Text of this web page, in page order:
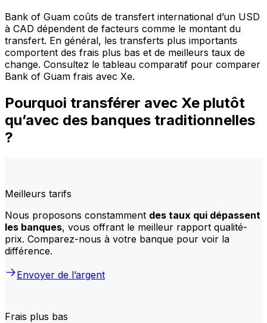
Bank of Guam coûts de transfert international d’un USD
à CAD dépendent de facteurs comme le montant du
transfert. En général, les transferts plus importants
comportent des frais plus bas et de meilleurs taux de
change. Consultez le tableau comparatif pour comparer
Bank of Guam frais avec Xe.
Pourquoi transférer avec Xe plutôt
qu’avec des banques traditionnelles
?
Meilleurs tarifs
Nous proposons constamment des taux qui dépassent
les banques, vous offrant le meilleur rapport qualité-
prix. Comparez-nous à votre banque pour voir la
différence.
Envoyer de l’argent
Frais plus bas